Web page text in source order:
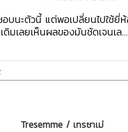
บนะตัวนี้ แต่พอเปลี่ยนไปใช้ยี่
ดิมเลยเห็นผลของมันชัดเจนเล...
Tresemme / เทรซาเม่